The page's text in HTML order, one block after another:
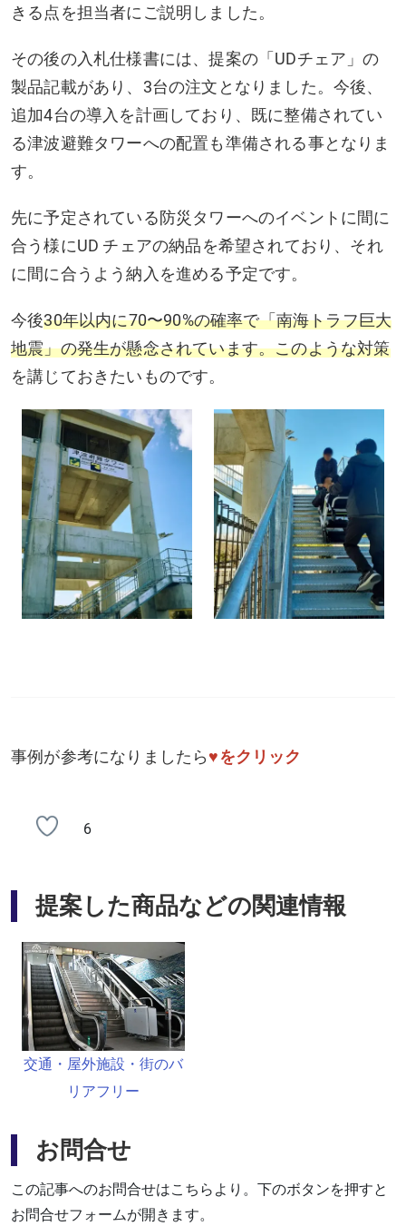
きる点を担当者にご説明しました。
その後の入札仕様書には、提案の「UDチェア」の
製品記載があり、3台の注文となりました。今後、
追加4台の導入を計画しており、既に整備されてい
る津波避難タワーへの配置も準備される事となりま
す。
先に予定されている防災タワーへのイベントに間に
合う様にUD チェアの納品を希望されており、それ
に間に合うよう納入を進める予定です。
今後30年以内に70〜90%の確率で「南海トラフ巨大
地震」の発生が懸念されています。このような対策
を講じておきたいものです。
事例が参考になりましたら ♥をクリック
6
提案した商品などの関連情報
交通・屋外施設・街のバ
リアフリー
お問合せ
この記事へのお問合せはこちらより。下のボタンを押すと
お問合せフォームが開きます。